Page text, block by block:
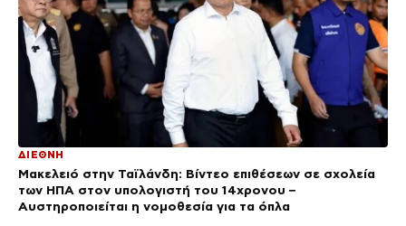
ΔΙΕΘΝΗ
Μακελειό στην Ταϊλάνδη: Βίντεο επιθέσεων σε σχολεία
των ΗΠΑ στον υπολογιστή του 14χρονου –
Αυστηροποιείται η νομοθεσία για τα όπλα